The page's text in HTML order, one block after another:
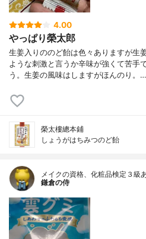
4.00
やっぱり榮太郎
生姜入りののど飴は色々ありますが生
ような刺激と言うか辛味が強くて苦手
う。生姜の風味はしますがほんのり。…
榮太樓總本鋪
しょうがはちみつのど飴
メイクの資格、化粧品検定３級
鎌倉の侍